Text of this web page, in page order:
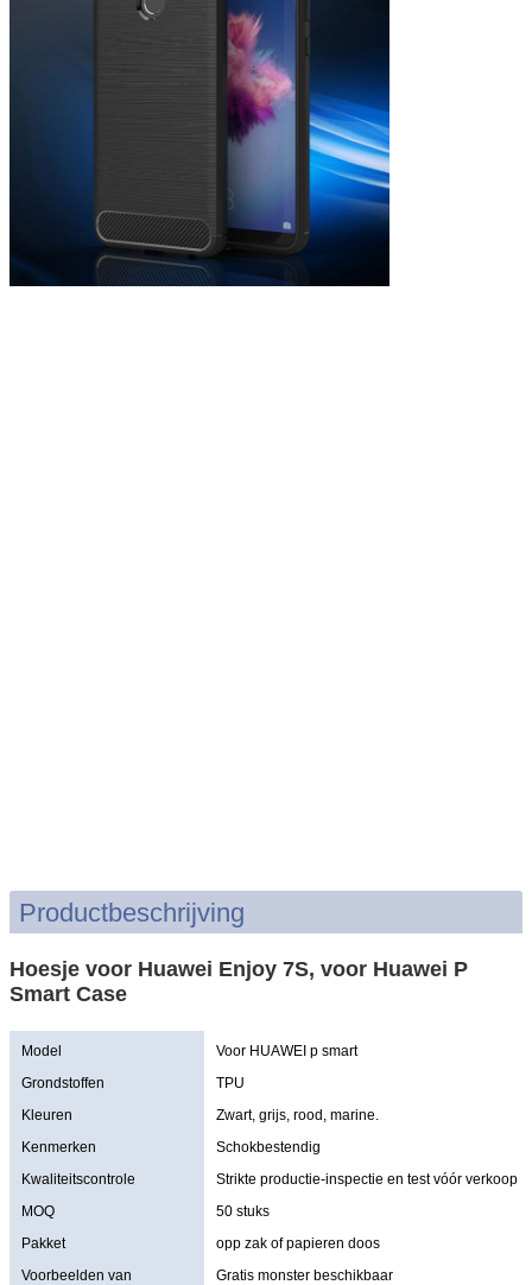
Productbeschrijving
Hoesje voor Huawei Enjoy 7S, voor Huawei P
Smart Case
Model
Voor HUAWEI p smart
Grondstoffen
TPU
Kleuren
Zwart, grijs, rood, marine.
Kenmerken
Schokbestendig
Kwaliteitscontrole
Strikte productie-inspectie en test vóór verkoop
MOQ
50 stuks
Pakket
opp zak of papieren doos
Voorbeelden van
Gratis monster beschikbaar